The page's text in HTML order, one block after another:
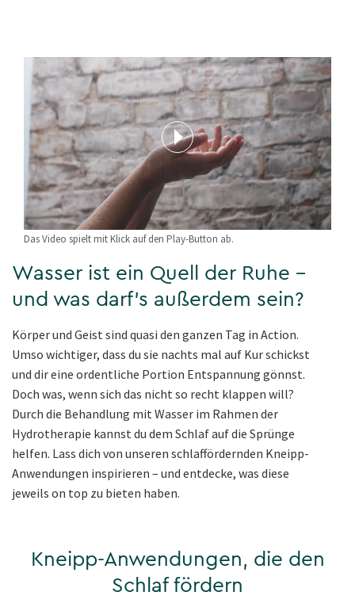
Das Video spielt mit Klick auf den Play-Button ab.
Wasser ist ein Quell der Ruhe –
und was darf’s außerdem sein?
Körper und Geist sind quasi den ganzen Tag in Action.
Umso wichtiger, dass du sie nachts mal auf Kur schickst
und dir eine ordentliche Portion Entspannung gönnst.
Doch was, wenn sich das nicht so recht klappen will?
Durch die Behandlung mit Wasser im Rahmen der
Hydrotherapie kannst du dem Schlaf auf die Sprünge
helfen. Lass dich von unseren schlaffördernden Kneipp-
Anwendungen inspirieren – und entdecke, was diese
jeweils on top zu bieten haben.
Kneipp-Anwendungen, die den
Schlaf fördern